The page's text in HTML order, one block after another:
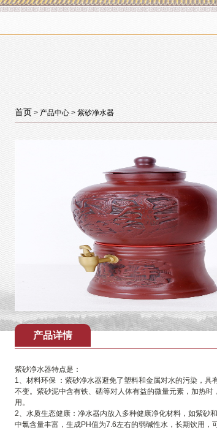
首页 > 产品中心 > 紫砂净水器
产品详情
紫砂净水器特点是：
1、材料环保 ：紫砂净水器避免了塑料和金属对水的污染，
不变。紫砂泥中含有铁、硒等对人体有益的微量元素，加热
用。
2、水质生态健康：净水器内放入多种健康净化材料，如紫砂
中氯含量丰富，生成PH值为7.6左右的弱碱性水，长期饮用